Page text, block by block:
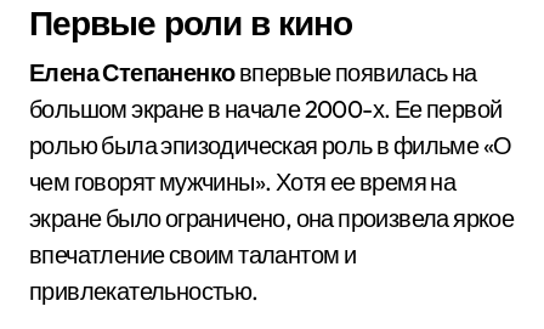
Первые роли в кино
Елена Степаненковпервые появилась на
большом экране в начале 2000-х. Ее первой
ролью была эпизодическая роль в фильме «О
чем говорят мужчины». Хотя ее время на
экране было ограничено, она произвела яркое
впечатление своим талантом и
привлекательностью.